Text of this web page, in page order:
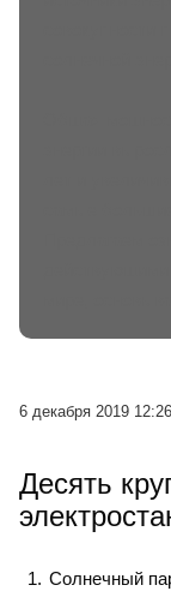
6 декабря 2019 12:26
Десять
Солнечный